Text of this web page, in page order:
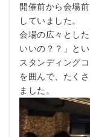
開催前から会場
していました。
会場の広々とし
いいの？？」と
スタンディング
を囲んで、たく
ました。